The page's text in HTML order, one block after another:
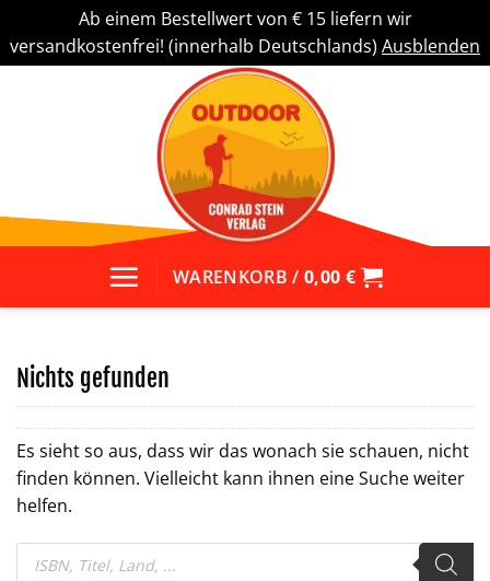
Ab einem Bestellwert von € 15 liefern wir
versandkostenfrei! (innerhalb Deutschlands) Ausblenden
WARENKORB / 0,00 €
Nichts gefunden
Es sieht so aus, dass wir das wonach sie schauen, nicht
finden können. Vielleicht kann ihnen eine Suche weiter
helfen.
Products
search